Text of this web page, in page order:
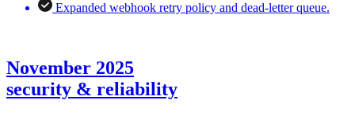
Expanded webhook retry policy and dead-letter queue.
November 2025
security & reliability